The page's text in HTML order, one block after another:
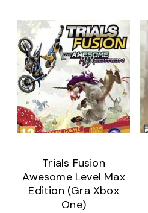
Trials Fusion
Awesome Level Max
Edition (Gra Xbox
One)